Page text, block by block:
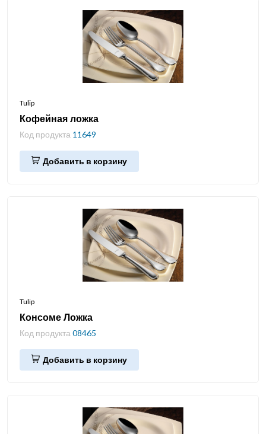
Tulip
Кофейная ложка
Код продукта 11649
Добавить в корзину
Tulip
Консоме Ложка
Код продукта 08465
Добавить в корзину